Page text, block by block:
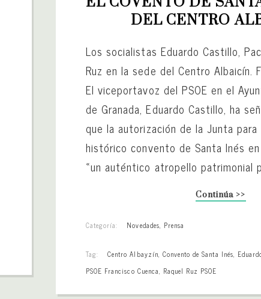
DEL CENTRO
Los socialistas Eduardo Castillo,
Ruz en la sede del Centro Albaicín.
El viceportavoz del PSOE en el
de Granada, Eduardo Castillo, ha
que la autorización de la Junta
histórico convento de Santa Inés
«un auténtico atropello patrimonial
Continúa >>
Categoría: Novedades, Prensa
Tag: Centro Albayzín, Convento de Santa Inés,
PSOE Francisco Cuenca, Raquel Ruz PSOE